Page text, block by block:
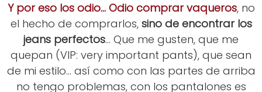
Y por eso los odio... Odio comprar vaqueros, no
el hecho de comprarlos, sino de encontrar los
jeans perfectos... Que me gusten, que me
quepan (VIP: very important pants), que sean
de mi estilo... así como con las partes de arriba
no tengo problemas, con los pantalones es